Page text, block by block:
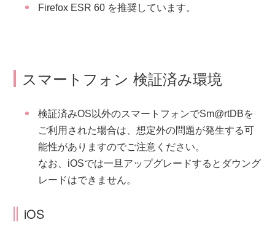
Firefox ESR 60 を推奨しています。
スマートフォン 検証済み環境
検証済みOS以外のスマートフォンでSm@rtDBを
ご利用された場合は、想定外の問題が発生する可
能性がありますのでご注意ください。
なお、iOSでは一旦アップグレードするとダウング
レードはできません。
iOS